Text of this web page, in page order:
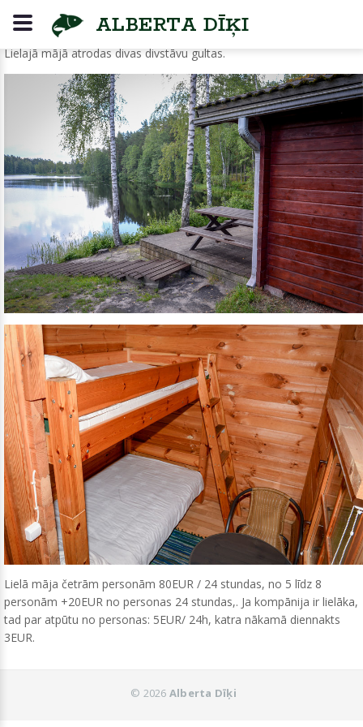
ALBERTA DĪĶI
LIELĀ MĀJA
Lielajā mājā atrodas divas divstāvu gultas.
Lielā māja četrām personām 80EUR / 24 stundas, no 5 līdz 8
personām +20EUR no personas 24 stundas,. Ja kompānija ir lielāka,
tad par atpūtu no personas: 5EUR/ 24h, katra nākamā diennakts
3EUR.
© 2026 Alberta Dīķi